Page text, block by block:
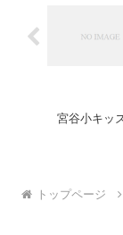
宮谷小キッ
トップページ